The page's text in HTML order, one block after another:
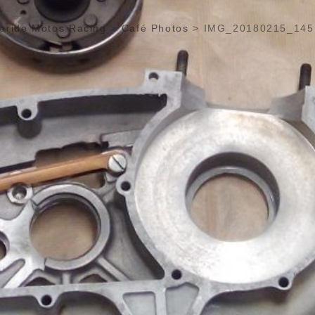
Motos Racing >Café Photos >